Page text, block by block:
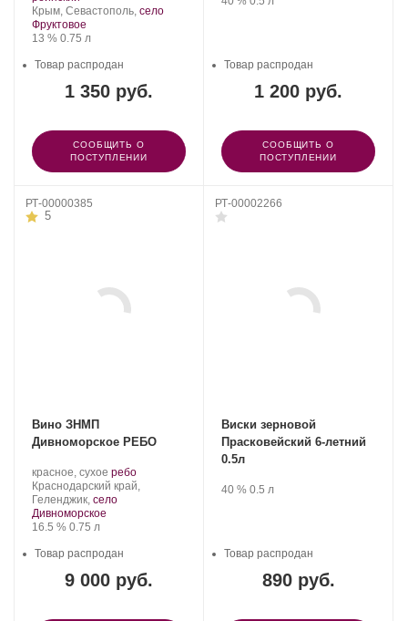
винограда:
Регион:
Крым, Севастополь, село
Фруктовое
Крепость
13 %. Объем
0.75 л
1 350 руб.
Товар распродан
СООБЩИТЬ О
ПОСТУПЛЕНИИ
1 200 руб.
Товар распродан
СООБЩИТЬ О
ПОСТУПЛЕНИИ
РТ-00000385
5
Вино ЗНМП
Дивноморское РЕБО
Производитель:
Усадьба
Дивноморское.
красное, сухое .
Сорт
винограда:
ребо.
Регион:
Краснодарский край,
Геленджик, село
Дивноморское
Крепость
16.5 %. Объем
0.75 л
9 000 руб.
Товар распродан
РТ-00002266
Виски зерновой
Прасковейский 6-летний
0.5л
Производитель:
.Крепость
40 %. Объем
0.5 л
890 руб.
Товар распродан